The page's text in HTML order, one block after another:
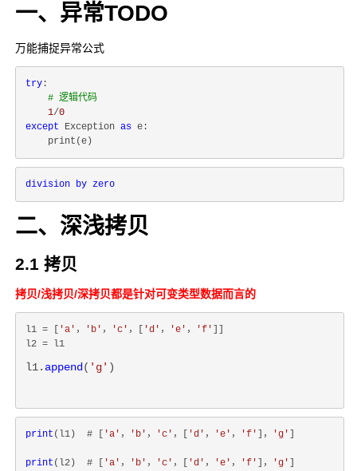
一、异常TODO
万能捕捉异常公式
try :
# 逻辑代码
1/0
except Exception as e:
division by zero
二、深浅拷贝
2.1 拷贝
拷贝/浅拷贝/深拷贝都是针对可变类型数据而言的
l1 = [ 'a' ， 'b' ， 'c' ，[ 'd' ， 'e' ， 'f'
l1. append ( 'g' )
print (l1)  # [ 'a' ， 'b' ， 'c' ，[ 'd' ， 'e' ， 'f' ]， 'g'
print (l2)  # [ 'a' ， 'b' ， 'c' ，[ 'd' ， 'e' ， 'f' ]， 'g'